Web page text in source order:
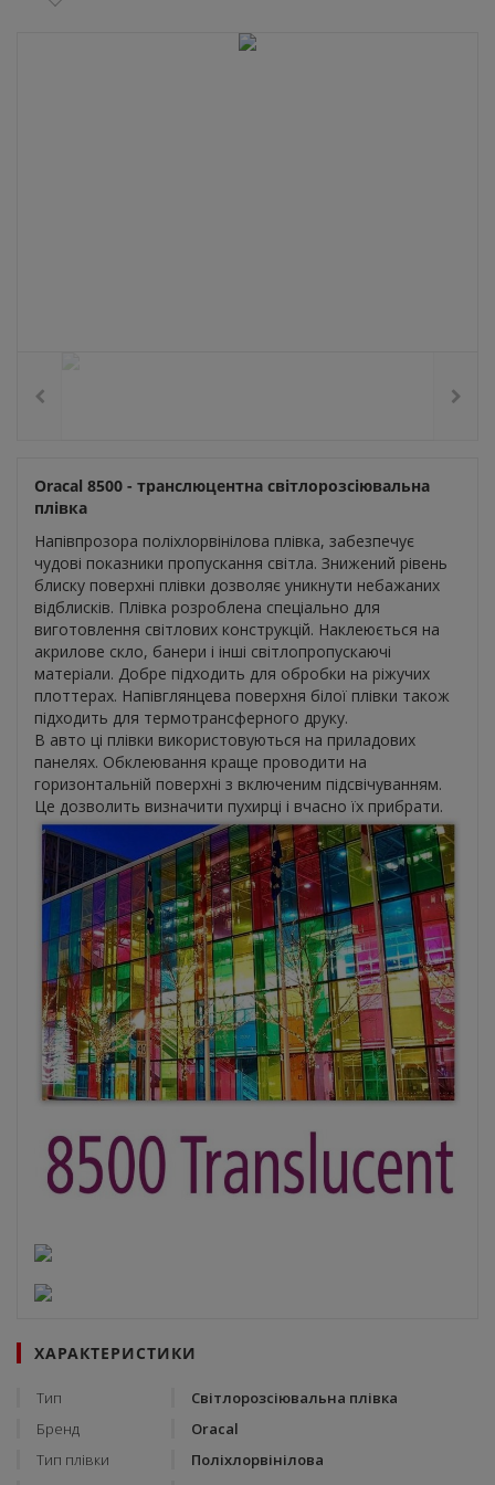
Oracal 8500 - транслюцентна світлорозсіювальна
плівка
Напівпрозора поліхлорвінілова плівка, забезпечує
чудові показники пропускання світла. Знижений рівень
блиску поверхні плівки дозволяє уникнути небажаних
відблисків. Плівка розроблена спеціально для
виготовлення світлових конструкцій. Наклеюється на
акрилове скло, банери і інші світлопропускаючі
матеріали. Добре підходить для обробки на ріжучих
плоттерах. Напівглянцева поверхня білої плівки також
підходить для термотрансферного друку.
В авто ці плівки використовуються на приладових
панелях. Обклеювання краще проводити на
горизонтальній поверхні з включеним підсвічуванням.
Це дозволить визначити пухирці і вчасно їх прибрати.
ХАРАКТЕРИСТИКИ
Тип
Світлорозсіювальна плівка
Бренд
Oracal
Тип плівки
Поліхлорвінілова